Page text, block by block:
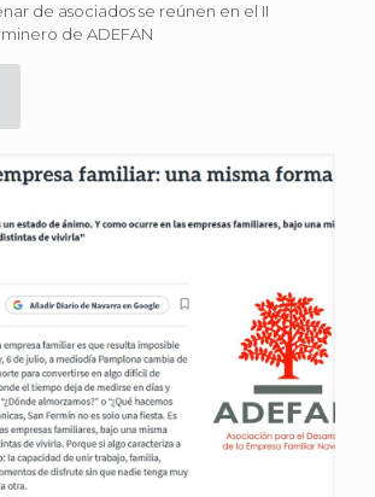
de asociados se reúnen en el II
de ADEFAN